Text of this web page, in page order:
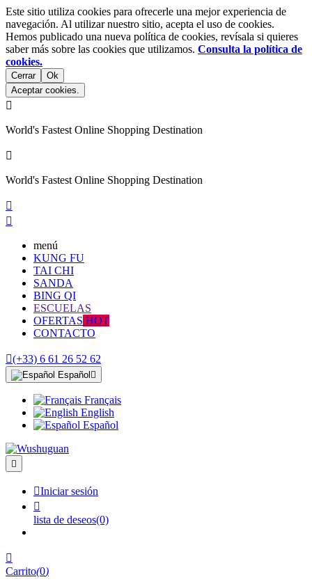
Este sitio utiliza cookies para ofrecerle una mejor experiencia de
navegación. Al utilizar nuestro sitio, acepta el uso de cookies.
Hemos publicado una nueva política de cookies, revísala si quieres
saber más sobre las cookies que utilizamos. Consulta la política de
cookies.
Cerrar
Ok
Aceptar cookies.

World's Fastest Online Shopping Destination

World's Fastest Online Shopping Destination


menú
KUNG FU
TAI CHI
SANDA
BING QI
ESCUELAS
OFERTAS HOT
CONTACTO
(+33) 6 61 26 52 62
Español 
Français
English
Español

Iniciar sesión

lista de deseos(0)

Carrito(0)